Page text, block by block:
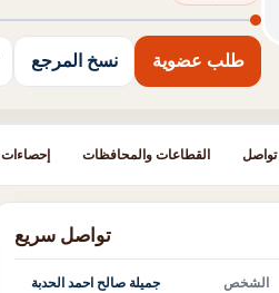
طلب عضوية نسخ المرجع
تواصل القطاعات والمحافظات إحصاءات
تواصل سريع
الشخص
جميلة صالح احمد الحدبة